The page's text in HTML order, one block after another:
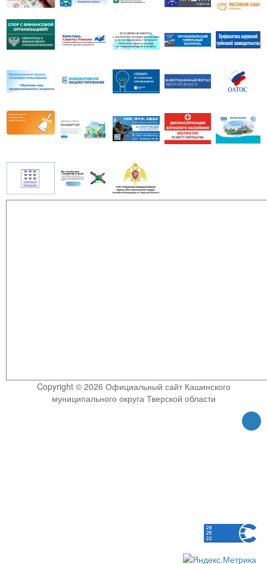
Copyright © 2026 Официальный сайт Кашинского
муниципального округа Тверской области